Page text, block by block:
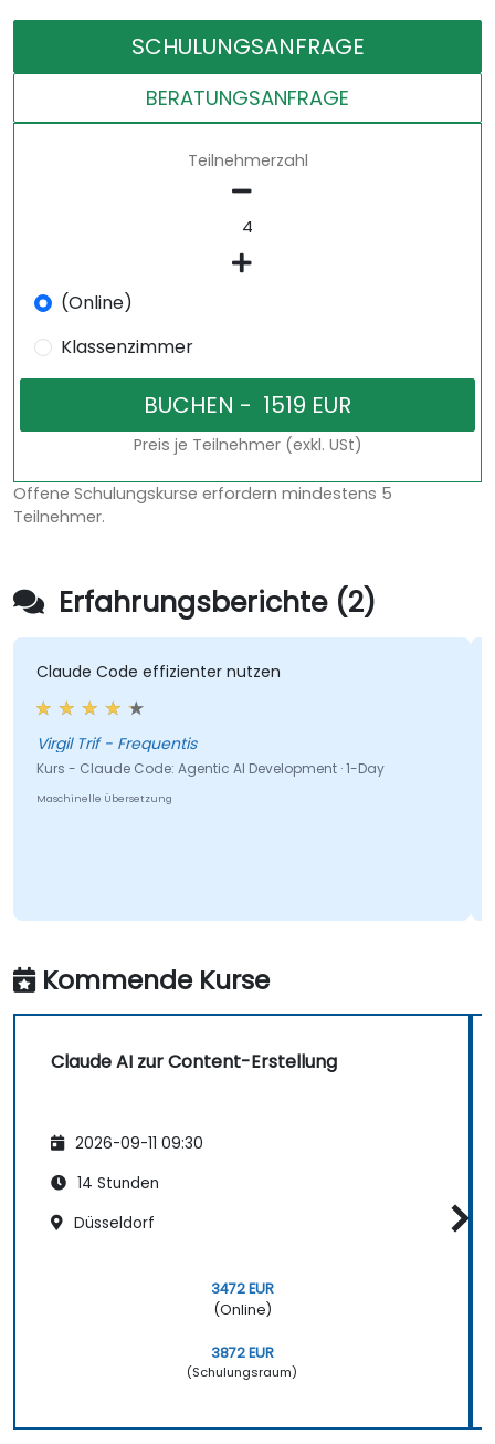
SCHULUNGSANFRAGE
BERATUNGSANFRAGE
Teilnehmerzahl
(Online)
Klassenzimmer
Preis je Teilnehmer (exkl. USt)
Offene Schulungskurse erfordern mindestens 5
Teilnehmer.
Erfahrungsberichte (2)
Claude Code effizienter nutzen
Virgil Trif - Frequentis
Kurs - Claude Code: Agentic AI Development · 1-Day
Maschinelle Übersetzung
Kommende Kurse
Claude AI zur Content-Erstellung
2026-09-11 09:30
14 Stunden
Düsseldorf
3472 EUR
(Online)
3872 EUR
(Schulungsraum)